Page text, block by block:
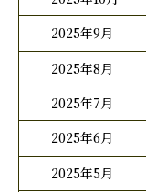
2025年9月
2025年8月
2025年7月
2025年6月
2025年5月